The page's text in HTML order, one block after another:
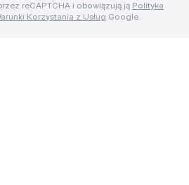
reCAPTCHA i obowiązują ją Polityka
Korzystania z Usług Google.